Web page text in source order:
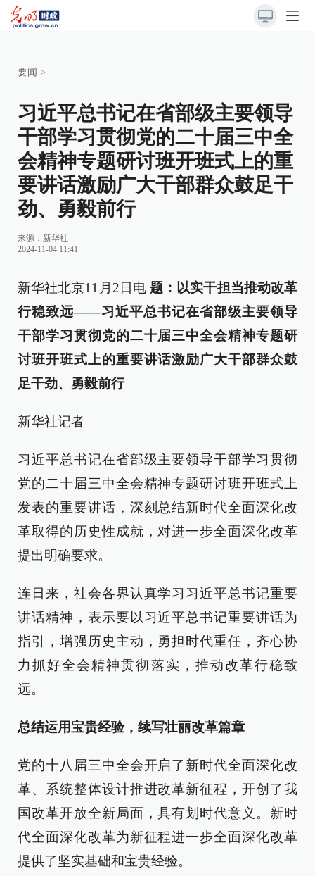
要闻 >
习近平总书记在省部级主要领导
干部学习贯彻党的二十届三中全
会精神专题研讨班开班式上的重
要讲话激励广大干部群众鼓足干
劲、勇毅前行
来源： 新华社
2024-11-04 11:41
新华社北京11月2日电 题：以实干担当推动改革
行稳致远——习近平总书记在省部级主要领导
干部学习贯彻党的二十届三中全会精神专题研
讨班开班式上的重要讲话激励广大干部群众鼓
足干劲、勇毅前行
新华社记者
习近平总书记在省部级主要领导干部学习贯彻
党的二十届三中全会精神专题研讨班开班式上
发表的重要讲话，深刻总结新时代全面深化改
革取得的历史性成就，对进一步全面深化改革
提出明确要求。
连日来，社会各界认真学习习近平总书记重要
讲话精神，表示要以习近平总书记重要讲话为
指引，增强历史主动，勇担时代重任，齐心协
力抓好全会精神贯彻落实，推动改革行稳致
远。
总结运用宝贵经验，续写壮丽改革篇章
党的十八届三中全会开启了新时代全面深化改
革、系统整体设计推进改革新征程，开创了我
国改革开放全新局面，具有划时代意义。新时
代全面深化改革为新征程进一步全面深化改革
提供了坚实基础和宝贵经验。